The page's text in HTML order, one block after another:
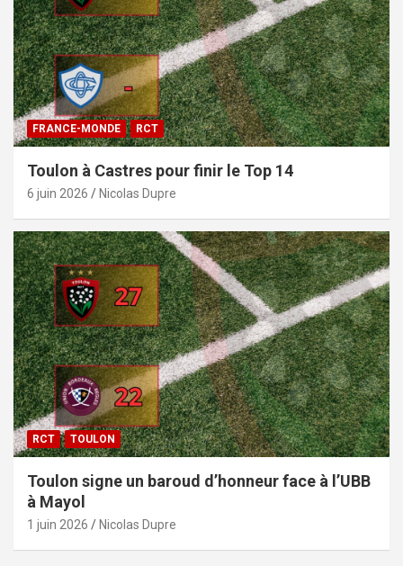
FRANCE-MONDE RCT
Toulon à Castres pour finir le Top 14
6 juin 2026 Nicolas Dupre
RCT TOULON
Toulon signe un baroud d’honneur face à l’UBB
à Mayol
1 juin 2026 Nicolas Dupre